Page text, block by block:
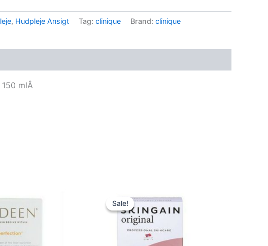
, Hudpleje Ansigt Tag: clinique Brand: clinique
mlÂ
kr..
price
is:
395,00 kr..
Sale!
Sale!
price
was:
420,00 kr..
price
is: